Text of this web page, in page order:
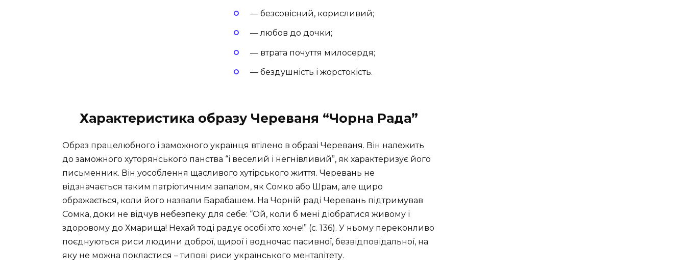
— безсовісний, корисливий;
— любов до дочки;
— втрата почуття милосердя;
— бездушність і жорстокість.
Характеристика образу Череваня “Чорна Рада”
Образ працелюбного і заможного українця втілено в образі Череваня. Він належить
до заможного хуторянського панства “і веселий і негнівливий”, як характеризує його
письменник. Він уособлення щасливого хутірського життя. Черевань не
відзначається таким патріотичним запалом, як Сомко або Шрам, але щиро
ображається, коли його назвали Барабашем. На Чорній раді Черевань підтримував
Сомка, доки не відчув небезпеку для себе: “Ой, коли б мені діобратися живому і
здоровому до Хмарища! Нехай тоді радує особі хто хоче!” (с. 136). У ньому переконливо
поєднуються риси людини доброї, щирої і водночас пасивної, безвідповідальної, на
яку не можна покластися – типові риси українського менталітету.